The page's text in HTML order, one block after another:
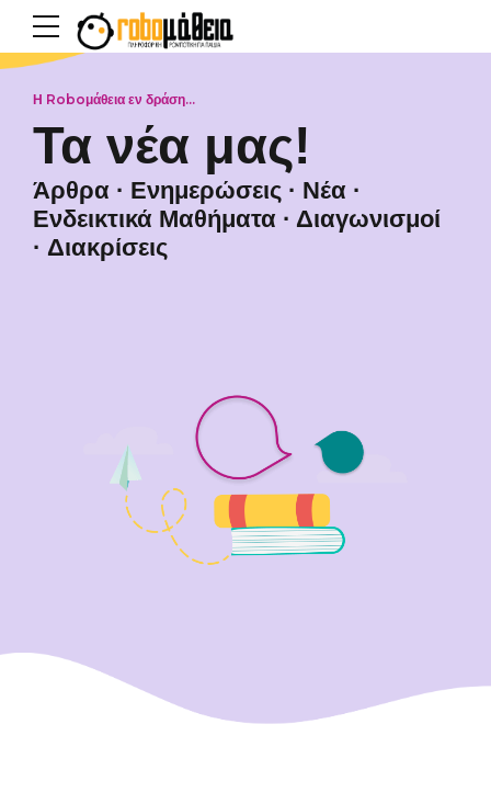
Η Roboμάθεια εν δράση...
Τα νέα μας!
Άρθρα · Ενημερώσεις · Νέα ·
Ενδεικτικά Μαθήματα · Διαγωνισμοί
· Διακρίσεις